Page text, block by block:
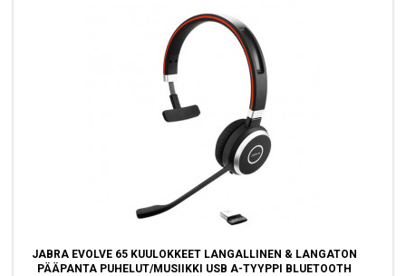
JABRA EVOLVE 65 KUULOKKEET LANGALLINEN & LANGATON
PÄÄPANTA PUHELUT/MUSIIKKI USB A-TYYPPI BLUETOOTH